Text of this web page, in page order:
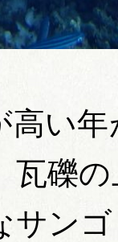
高い
瓦礫
サン